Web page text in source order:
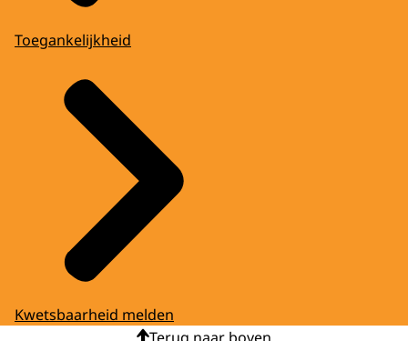
Toegankelijkheid
Kwetsbaarheid melden